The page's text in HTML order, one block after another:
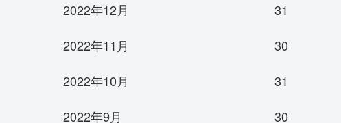
2022年12月
31
2022年11月
30
2022年10月
31
2022年9月
30